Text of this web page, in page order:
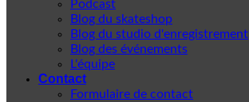
Podcast
Blog du skateshop
Blog du studio d'enregistrement
Blog des événements
L'équipe
Contact
Formulaire de contact